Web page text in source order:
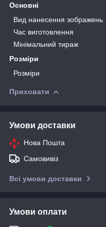
Основні
Вид нанесення зображень
Час виготовлення
Мінімальний тираж
Розміри
Розміри
Приховати
Умови доставки
Нова Пошта
Самовивіз
Всі умови доставки
Умови оплати